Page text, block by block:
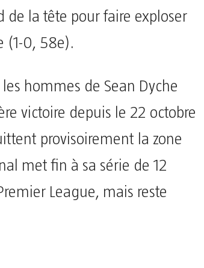
de la tête pour faire exploser
(1-0, 58e).
hommes de Sean Dyche
victoire depuis le 22 octobre
provisoirement la zone
met fin à sa série de 12
League, mais reste